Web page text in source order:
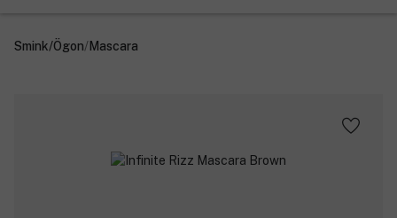
Smink/Ögon/Mascara